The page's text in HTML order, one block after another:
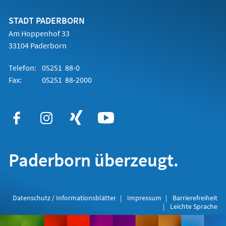
STADT PADERBORN
Am Hoppenhof 33
33104 Paderborn
Telefon: 05251 88-0
Fax:
05251 88-2000
Paderborn überzeugt.
Datenschutz / Informationsblätter Impressum
Barrierefreiheit
Leichte Sprache